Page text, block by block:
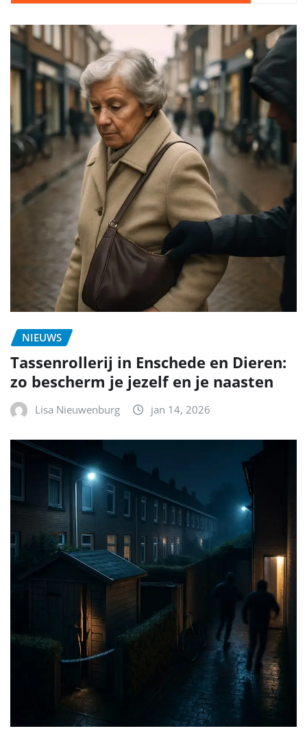
NIEUWS
Tassenrollerij in Enschede en Dieren:
zo bescherm je jezelf en je naasten
Lisa Nieuwenburg jan 14, 2026